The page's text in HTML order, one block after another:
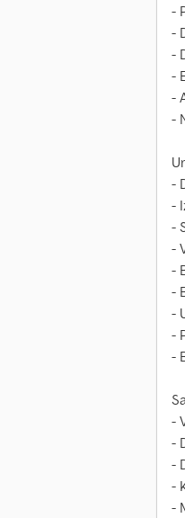
-
-
-
-
-
-
-
-
-
-
-
-
-
-
-
-
-
-
-
-